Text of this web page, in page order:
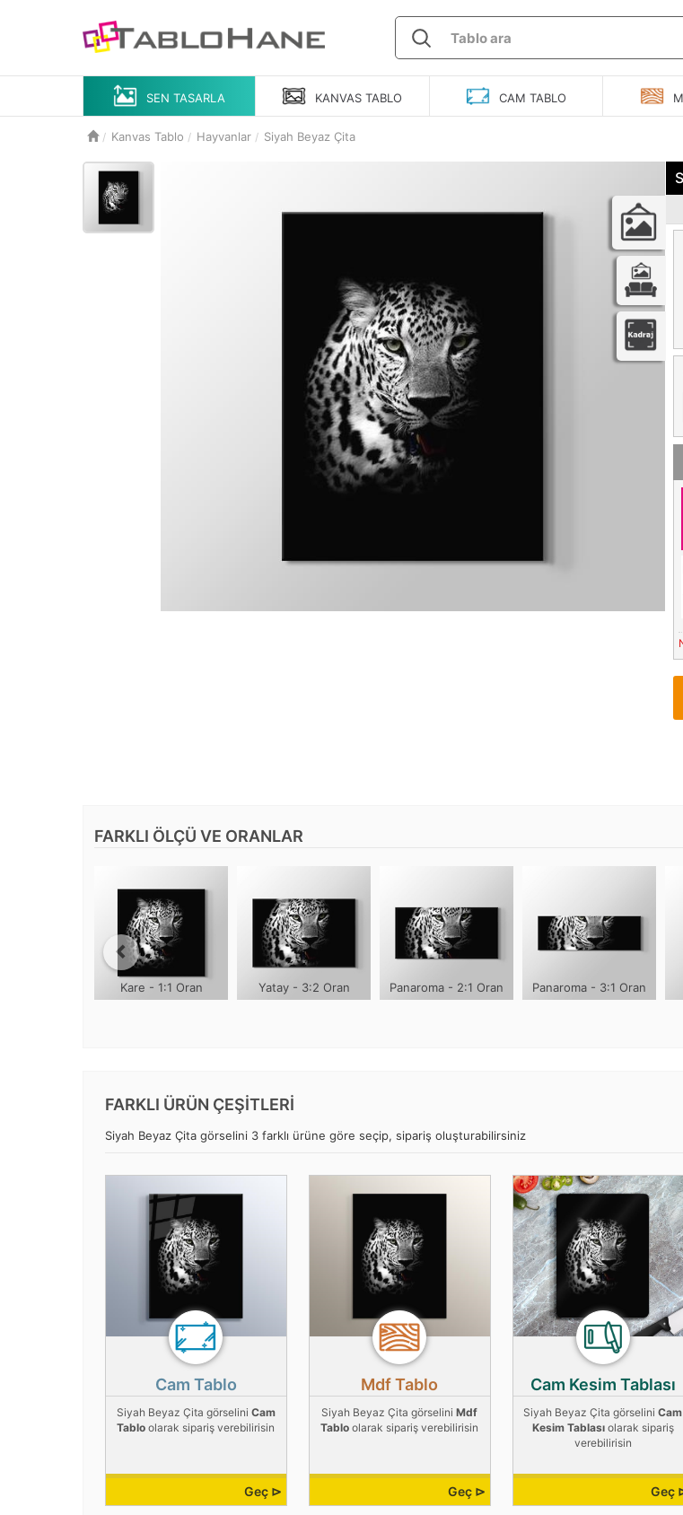
SEN TASARLA KANVAS TABLO CAM TABLO
Kanvas Tablo Hayvanlar Siyah Beyaz Çita
FARKLI ÖLÇÜ VE ORANLAR
Kare - 1:1 Oran Yatay - 3:2 Oran Panaroma - 2:1 Oran Panaroma - 3:1 Oran
FARKLI ÜRÜN ÇEŞİTLERİ
Siyah Beyaz Çita görselini 3 farklı ürüne göre seçip, sipariş oluşturabilirsiniz
Cam Tablo
Siyah Beyaz Çita görselini Cam
Tablo olarak sipariş verebilirisin
Geç ⊳
Mdf Tablo
Siyah Beyaz Çita görseliniMdf
Tablo olarak sipariş verebilirisin
Geç ⊳
Cam Kesim Tablası
Siyah Beyaz Çita görseliniCam
Kesim Tablasıolarak sipariş
verebilirisin
Geç